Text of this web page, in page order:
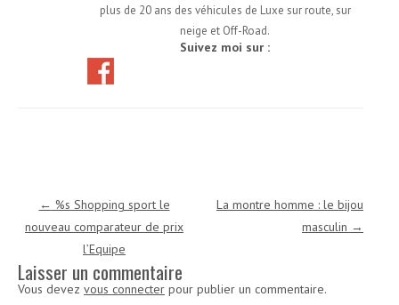
plus de 20 ans des véhicules de Luxe sur route, sur
neige et Off-Road.
Suivez moi sur :
Navigation des articles
← %s Shopping sport le
nouveau comparateur de prix
l’Equipe
La montre homme : le bijou
masculin →
Laisser un commentaire
Vous devez vous connecter pour publier un commentaire.